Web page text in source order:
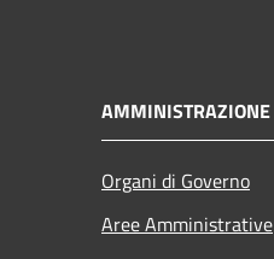
AMMINISTRAZIONE
Organi di Governo
Aree Amministrative